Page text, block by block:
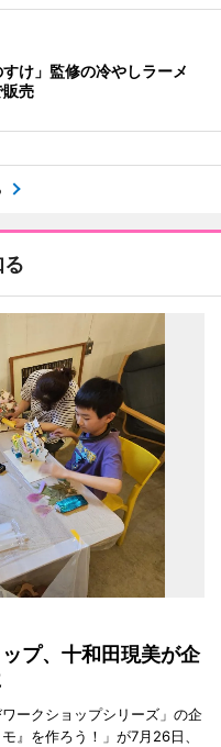
け」監修の冷やしラーメ
売
プ、十和田現美が企
ークショップシリーズ」の企
』を作ろう！」が7月26日、